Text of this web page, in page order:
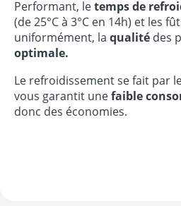
Performant, letemps de
(de 25°C à 3°C en 14h) et les
uniformément, la qualité des
optimale.
Le refroidissement se fait par
vous garantit unefaible
donc des économies.